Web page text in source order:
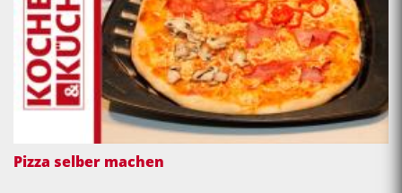
Pizza selber machen